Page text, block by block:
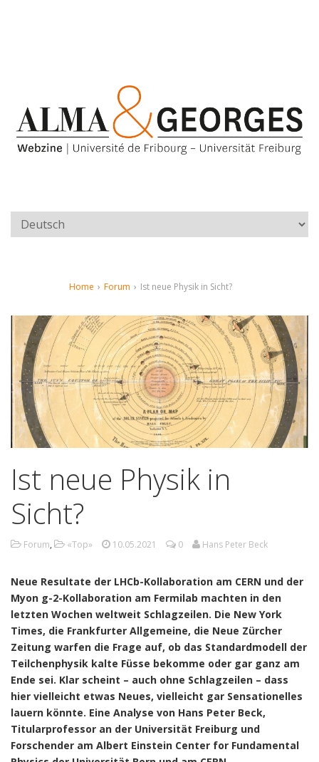
Home › Forum › Ist neue Physik in Sicht?
Ist neue Physik in
Sicht?
Forum, «Top» 10.05.2021 0 Hans Peter Beck
Neue Resultate der LHCb-Kollaboration am CERN und der
Myon g-2-Kollaboration am Fermilab machten in den
letzten Wochen weltweit Schlagzeilen. Die New York
Times, die Frankfurter Allgemeine, die Neue Zürcher
Zeitung warfen die Frage auf, ob das Standardmodell der
Teilchenphysik kalte Füsse bekomme oder gar ganz am
Ende sei. Klar scheint – auch ohne Schlagzeilen – dass
hier vielleicht etwas Neues, vielleicht gar Sensationelles
lauern könnte. Eine Analyse von Hans Peter Beck,
Titularprofessor an der Universität Freiburg und
Forschender am Albert Einstein Center for Fundamental